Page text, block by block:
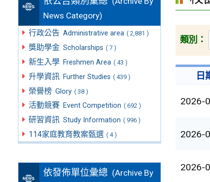
News Category)
行政公告 Administrative area ( 2,881 )
獎助學金 Scholarships ( 7 )
新生入學 Freshmen Area ( 43 )
升學資訊 Further Studies ( 439 )
榮譽榜 Glory ( 38 )
活動競賽 Event Competition ( 692 )
研習資訊 Study Information ( 996 )
114家庭教育教案甄選 ( 4 )
依發佈單位彙總 (Archive By
類別：
日
2026-
2026-
2026-